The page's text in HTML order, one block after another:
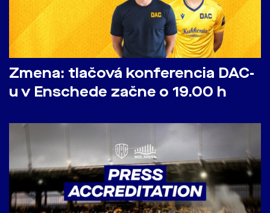
Zmena: tlačová konferencia DAC-
u v Enschede začne o 19.00 h